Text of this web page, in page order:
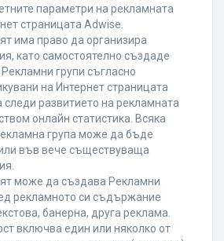
параметри на рекламната
страницата Adwise.
има право да организира
като самостоятелно създаде
групи съгласно
на Интернет страницата
следи развитието на рекламната
онлайн статистика. Всяка
група може да бъде
във вече съществуваща
може да създава Рекламни
рекламното си съдържание
банерна, друга реклама.
включва един или няколко от